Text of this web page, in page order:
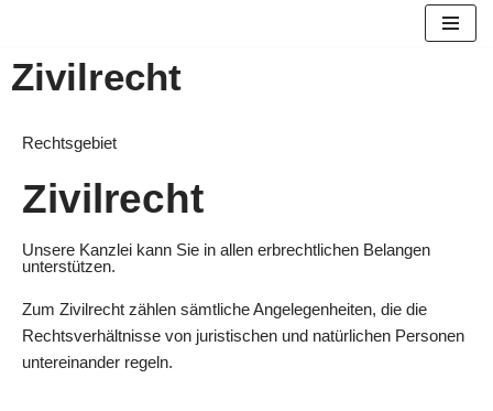
Zum
Inhalt
Zivilrecht
Rechtsgebiet
Zivilrecht
Unsere Kanzlei kann Sie in allen erbrechtlichen Belangen
unterstützen.
Zum Zivilrecht zählen sämtliche Angelegenheiten, die die
Rechtsverhältnisse von juristischen und natürlichen Personen
untereinander regeln.